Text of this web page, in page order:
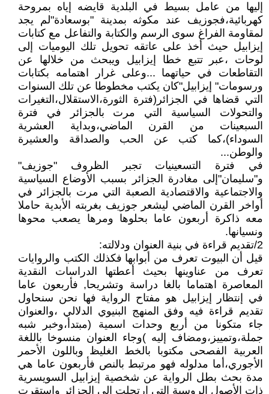
إليها من عامل بسيط في البلدية قايضه إياه بمروحة
كهربائية،فجوزيف عند مكوثه بمدينة "بوسعادة"لم يجد
لمقاومة الفراغ سوى الرسم والكتابة والتفاعل مع كتابات
إيزابيل حيث أخذ على عاتقه تحويل تلك اليوميات إلى
لوحات ،عبر تتبع خطا إيزابيل ويبحث من خلالها عن
التقاطعات في حياتهما ...وعلى غرار اهتمامه بكتابات
ورسومات" إيزابيل"كان يكتب مخطوطا عن تلك السنوات
التي قضاها في الجزائر(فترة الثورة،الاستقلال،التغيرات
والتحولات السياسية التي مرت بالجزائر في فترة
السبعينات من القرن الماضي،وبداية العشرية
السوداء)،كما كتب عن الحب والصداقة والعشيرة
والوطن...
في فترة التسعينيات تجبر الظروف "جوزيف"
و"سليمان"إلى مغادرة الجزائر بسبب الأوضاع السياسية
والاجتماعية والاقتصادية الصعبة التي مرت بالجزائر في
أواخر القرن الماضي ليشعر جوزيف بغربته الأبدية حاملا
معه ذاكرة أربعون عاما بحلوها ومرها يصعب محوها
ونسيانها.
2/تقديم قراءة في بنية العنوان ودلالته:
قيل أن البيوت تعرف من أبوابها فكذلك الكتب والروايات
تعرف من عناوينها بحيث أعطتها الدراسات النقدية
المعاصرة اهتماما بالغا دراسة وتشريحا, فأربعون عاما
في إنتظار إيزابيل هو مفتاح الرواية فها نحن سنحاول
تقديم قراءة فيه وفق المنهج البنيوي الدلالي ،والعنوان
جاء متكونا من أربع وحدات اسمية (مبتدأ،وخبر شبه
جملة،وتمييز،ومضاف إليه )وجاء العنوان منسوخا باللغة
العربية الفصحى مكتوبا بالخط الغليظ وباللون الأحمر
الأجوري،أما مدلوله فهو مرتبط بالنص فأربعون عاما هي
مدة بحث بطل الرواية عن شخصية إيزابيل السويسرية
ذات الأصول الروسية التي ارتحلت إلى الجزائر واستقرت